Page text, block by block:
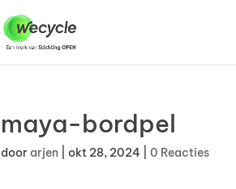
maya-bordpel
door arjen |okt 28, 2024 |0 Reacties